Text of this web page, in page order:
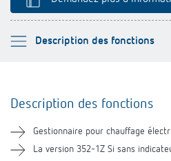
Description des fonctions
Veuillez sélectionner
Informations techniques
Téléchargements
Description des fonctions
Gestionnaire pour chauffage
La version 352-1Z Si sans